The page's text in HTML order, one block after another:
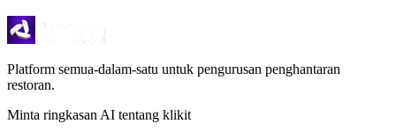
Platform semua-dalam-satu untuk pengurusan penghantaran
restoran.
Minta ringkasan AI tentang klikit